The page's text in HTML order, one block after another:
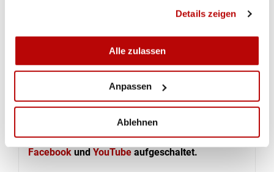
Details zeigen
Alle zulassen
Anpassen
Ablehnen
(Livestream startet ca. 15min
vorher).
AmSonntag, 11. Oktoberübertragen wirab 11:15
vorher) den Final der Shooting Masters, ebenfalls
ab dem ¼-Final.
Der Livestream ist jeweils aufswissshooting.ch,
Facebook und YouTube aufgeschaltet.